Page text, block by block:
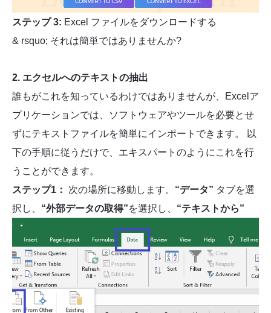
ステップ 3: Excel ファイルをダウンロードする
& rsquo; それは簡単ではありませんか?
2. エクセルへのテキストの抽出
誰もがこれを知っているわけではありませんが、Excelア
プリケーションでは、ソフトウェアやツールを必要とせ
ずにテキストファイルを簡単にインポートできます。 以
下の手順に従うだけで、エキスパートのようにこれを行
うことができます。
ステップ1：
次の場所に移動します。 “データ” タブを選
択し、 “外部データの取得”を選択し、 “テキストから”